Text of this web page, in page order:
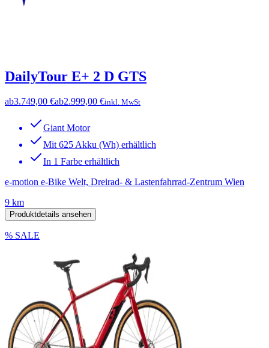
DailyTour E+ 2 D GTS
ab3.749,00 €ab2.999,00 €inkl. MwSt
Giant Motor
Mit 625 Akku (Wh) erhältlich
In 1 Farbe erhältlich
e-motion e-Bike Welt, Dreirad- & Lastenfahrrad-Zentrum Wien
9 km
Produktdetails ansehen
% SALE